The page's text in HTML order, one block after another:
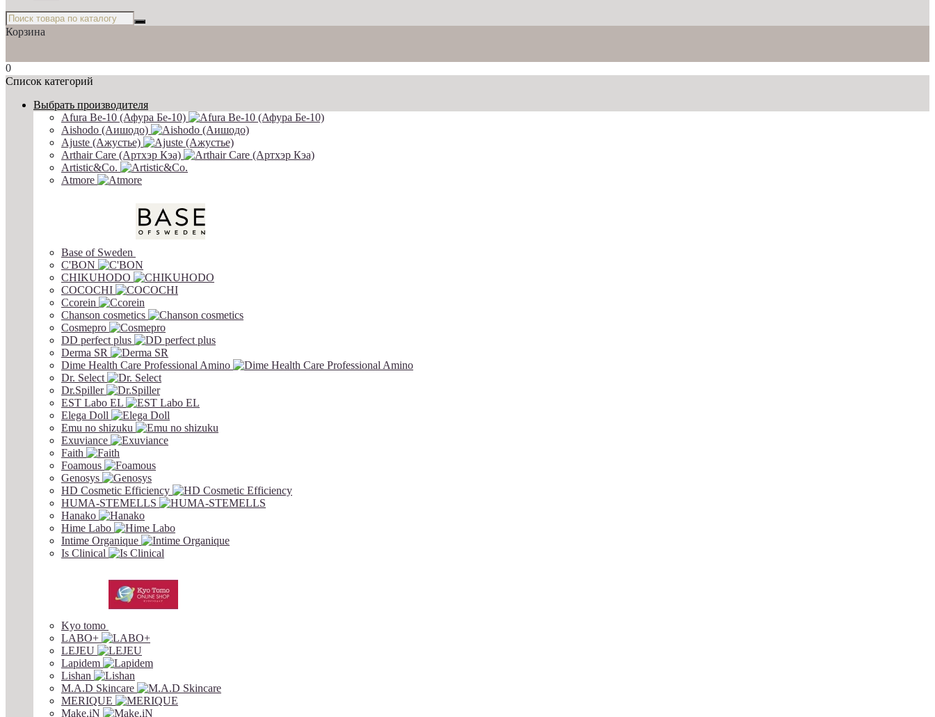
Корзина
0
Список категорий
Выбрать производителя
Afura Be-10 (Афура Бе-10)
Aishodo (Аишодо)
Ajuste (Ажустье)
Arthair Care (Артхэр Кэа)
Artistic&Co.
Atmore
Base of Sweden
C'BON
CHIKUHODO
COCOCHI
Ccorein
Chanson cosmetics
Cosmepro
DD perfect plus
Derma SR
Dime Health Care Professional Amino
Dr. Select
Dr.Spiller
EST Labo EL
Elega Doll
Emu no shizuku
Exuviance
Faith
Foamous
Genosys
HD Cosmetic Efficiency
HUMA-STEMELLS
Hanako
Hime Labo
Intime Organique
Is Clinical
Kyo tomo
LABO+
LEJEU
Lapidem
Lishan
M.A.D Skincare
MERIQUE
Make.iN